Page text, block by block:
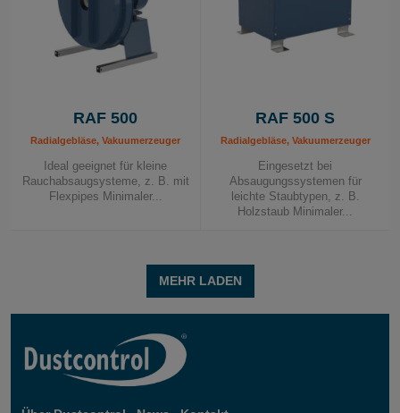
RAF 500
Radialgebläse, Vakuumerzeuger
Ideal geeignet für kleine
Rauchabsaugsysteme, z. B. mit
Flexpipes Minimaler...
RAF 500 S
Radialgebläse, Vakuumerzeuger
Eingesetzt bei
Absaugungssystemen für
leichte Staubtypen, z. B.
Holzstaub Minimaler...
MEHR LADEN